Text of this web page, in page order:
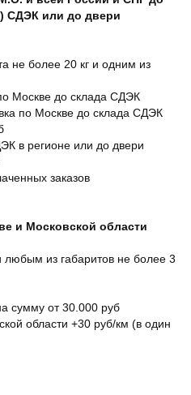
СДЭК или до двери
не более 20 кг и одним из
Москве до склада СДЭК
по Москве до склада СДЭК
в регионе или до двери
заказов
и Московской области
любым из габаритов не более 3
сумму от 30.000 руб
области +30 руб/км (в один